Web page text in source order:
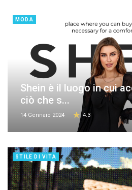
MODA
Shein è il luogo in cui
ciò che s...
14 Gennaio 2024 4.3
STILE DI VITA